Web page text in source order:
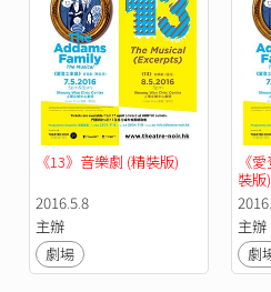
《13》音樂劇 (精裝版)
2016.5.8
主辦
劇場
《
裝版)
主辦
劇